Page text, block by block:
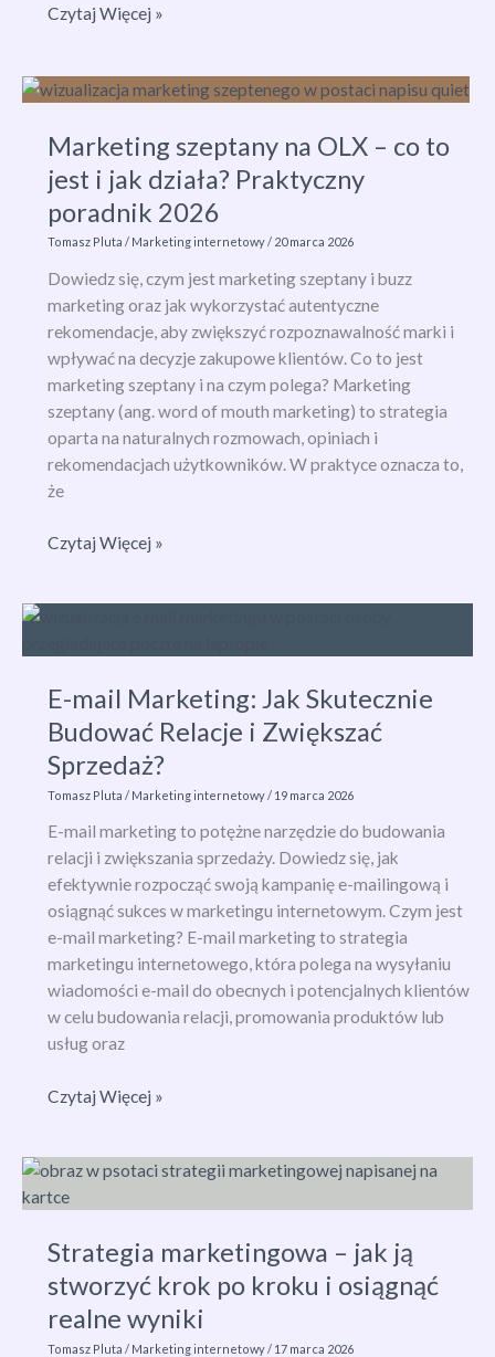
Jak
krok
kroku?
Czytaj Więcej »
Marketing szeptany na OLX – co to
jest i jak działa? Praktyczny
poradnik 2026
Tomasz Pluta/ Marketing internetowy/ 20 marca 2026
Dowiedz się, czym jest marketing szeptany i buzz
marketing oraz jak wykorzystać autentyczne
rekomendacje, aby zwiększyć rozpoznawalność marki i
wpływać na decyzje zakupowe klientów. Co to jest
marketing szeptany i na czym polega? Marketing
szeptany (ang. word of mouth marketing) to strategia
oparta na naturalnych rozmowach, opiniach i
rekomendacjach użytkowników. W praktyce oznacza to,
że
Marketing
to
jest
i
jak
działa?
Praktyczny
poradnik
2026
Czytaj Więcej »
E-mail Marketing: Jak Skutecznie
Budować Relacje i Zwiększać
Sprzedaż?
Tomasz Pluta/ Marketing internetowy/ 19 marca 2026
E-mail marketing to potężne narzędzie do budowania
relacji i zwiększania sprzedaży. Dowiedz się, jak
efektywnie rozpocząć swoją kampanię e-mailingową i
osiągnąć sukces w marketingu internetowym. Czym jest
e-mail marketing? E-mail marketing to strategia
marketingu internetowego, która polega na wysyłaniu
wiadomości e-mail do obecnych i potencjalnych klientów
w celu budowania relacji, promowania produktów lub
usług oraz
E-
Jak
Skutecznie
Relacje
i
Zwiększać
Sprzedaż?
Czytaj Więcej »
Strategia marketingowa – jak ją
stworzyć krok po kroku i osiągnąć
realne wyniki
Tomasz Pluta/ Marketing internetowy/ 17 marca 2026